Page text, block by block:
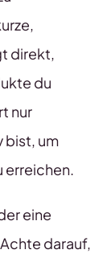
direkt,
du
nur
bist, um
erreichen.
eine
darauf,